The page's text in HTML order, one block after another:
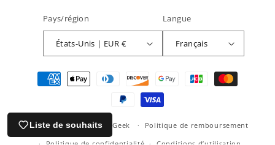
Pays/région
États-Unis | EUR €
Langue
Français
Moyens
© 2026,le Comptoir du Geek
Politique de remboursement
Liste de souhaits